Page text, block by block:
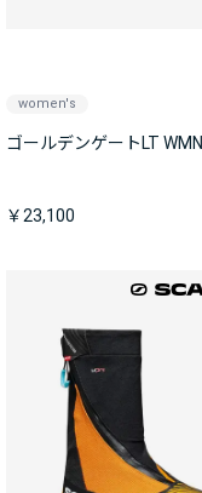
women's
ゴールデンゲートLT WMN
￥23,100